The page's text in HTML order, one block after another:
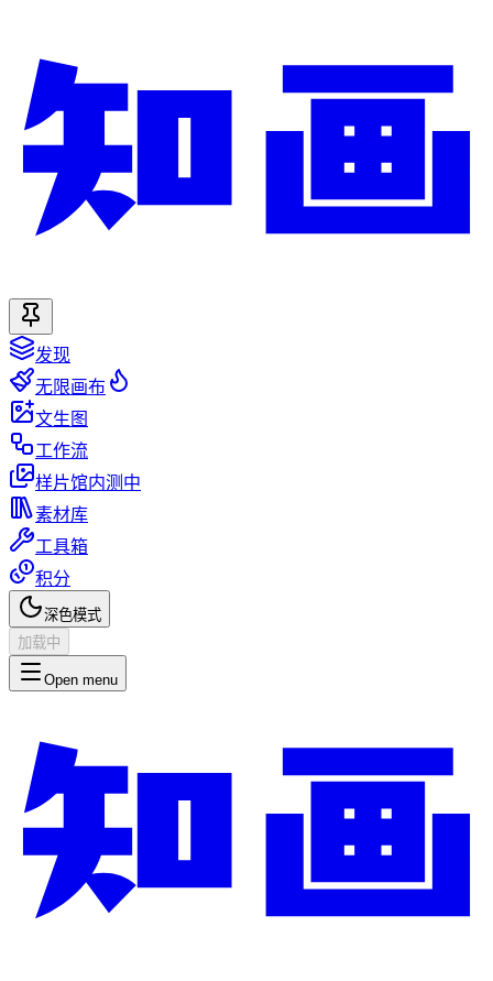
发现
无限画布
文生图
工作流
样片馆内测中
素材库
工具箱
积分
深色模式
加载中
Open menu